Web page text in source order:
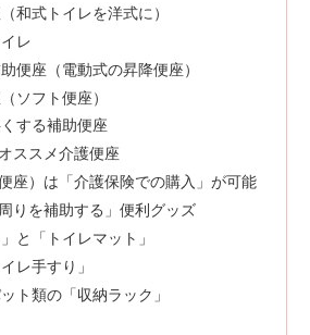
和式トイレを洋式に）
レ
便座（電動式の昇降便座）
ソフト便座）
する補助便座
ススメ介護便座
座）は「介護保険での購入」が可能
りを補助する」便利グッズ
と「トイレマット」
レ手すり」
ト類の「収納ラック」